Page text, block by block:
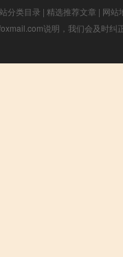
分类目录 | 精选推荐文章 | 网站
说明，我们会及时纠